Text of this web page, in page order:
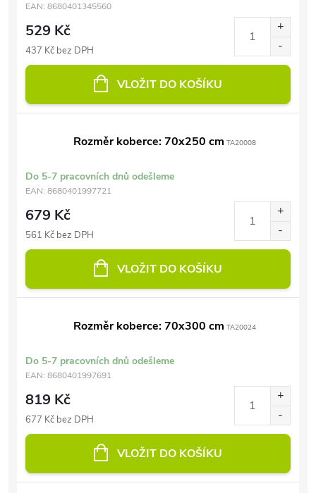
EAN: 8680401345560
529 Kč
437 Kč bez DPH
VLOŽIT DO KOŠÍKU
Rozměr koberce: 70x250 cm TA20008
Do 5-7 pracovních dnů odešleme
EAN: 8680401997721
679 Kč
561 Kč bez DPH
VLOŽIT DO KOŠÍKU
Rozměr koberce: 70x300 cm TA20024
Do 5-7 pracovních dnů odešleme
EAN: 8680401997691
819 Kč
677 Kč bez DPH
VLOŽIT DO KOŠÍKU